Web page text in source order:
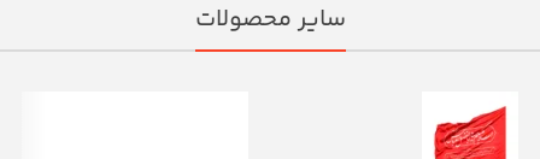
سایر محصولات